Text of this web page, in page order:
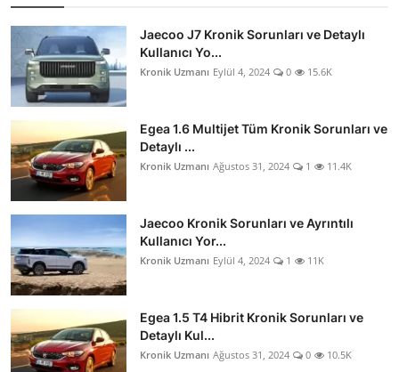
Yağlar & Sıvılar
LPG & Yakıt
Elektrik & Akü
Klima & Konfor
Aydınlatma & Görüş
Şanzıman & Aktarma
Dizel Sistemler
Multimedya & Elektronik
Jaecoo J7 Kronik Sorunları ve Detaylı
Kullanıcı Yo...
Kronik Uzmanı Eylül 4, 2024 0 15.6K
Egea 1.6 Multijet Tüm Kronik Sorunları ve
Detaylı ...
Kronik Uzmanı Ağustos 31, 2024 1 11.4K
Jaecoo Kronik Sorunları ve Ayrıntılı
Kullanıcı Yor...
Kronik Uzmanı Eylül 4, 2024 1 11K
Egea 1.5 T4 Hibrit Kronik Sorunları ve
Detaylı Kul...
Kronik Uzmanı Ağustos 31, 2024 0 10.5K